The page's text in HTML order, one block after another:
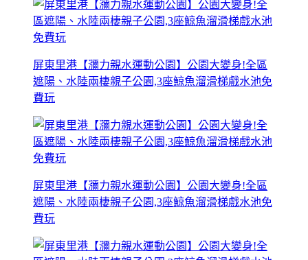
屏東里港【瀰力親水運動公園】公園大變身!全區
遮陽、水陸兩棲親子公園,3座鯨魚溜滑梯戲水池免
費玩
屏東里港【瀰力親水運動公園】公園大變身!全區
遮陽、水陸兩棲親子公園,3座鯨魚溜滑梯戲水池免
費玩